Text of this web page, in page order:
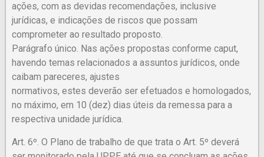
ações, com as devidas recomendações, inclusive
jurídicas, e indicações de riscos que possam
comprometer ao resultado proposto.
Parágrafo único. Nas ações propostas conforme caput,
havendo temas relacionados a assuntos jurídicos, onde
caibam pareceres, ajustes
normativos, estes deverão ser efetuados e homologados,
no máximo, em 10 (dez) dias úteis da remessa para a
respectiva unidade jurídica.
Art. 6º. O Plano de trabalho de que trata o Art. 5º deverá